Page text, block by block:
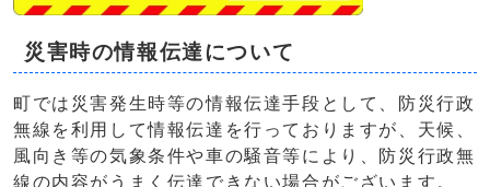
災害時の情報伝達について
町では災害発生時等の情報伝達手段として、防災行政
無線を利用して情報伝達を行っておりますが、天候、
風向き等の気象条件や車の騒音等により、防災行政無
線の内容がうまく伝達できない場合がございます。